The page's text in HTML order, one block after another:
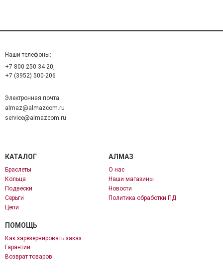
Наши телефоны:
+7 800 250 34 20,
+7 (3952) 500-206
Электронная почта:
almaz@almazcom.ru
service@almazcom.ru
КАТАЛОГ
Браслеты
Кольца
Подвески
Серьги
Цепи
АЛМАЗ
О нас
Наши магазины
Новости
Политика обработки ПД
ПОМОЩЬ
Как зарезервировать заказ
Гарантии
Возврат товаров